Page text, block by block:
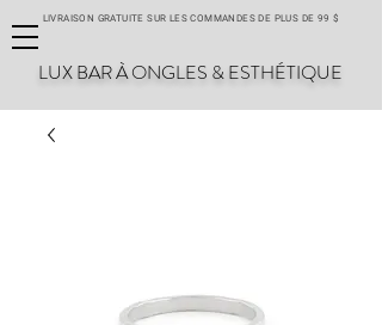
LIVRAISON GRATUITE SUR LES COMMANDES DE PLUS DE 99 $
LUX BAR À ONGLES & ESTHÉTIQUE